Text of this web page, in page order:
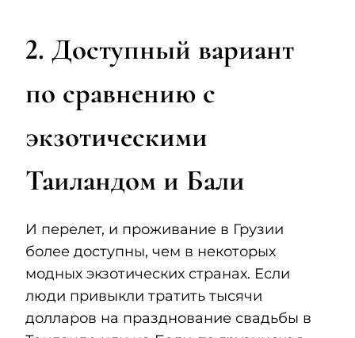
2. Доступный вариант
по сравнению с
экзотическими
Таиландом и Бали
И перелет, и проживание в Грузии
более доступны, чем в некоторых
модных экзотических странах. Если
люди привыкли тратить тысячи
долларов на празднование свадьбы в